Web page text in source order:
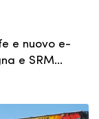
e nuovo e-
e SRM…